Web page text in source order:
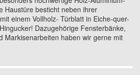
Haustüre besticht neben ihrer
einem Vollholz- Türblatt in Eiche-quer-
Dazugehörige Fensterbänke,
Markisenarbeiten haben wir gerne mit